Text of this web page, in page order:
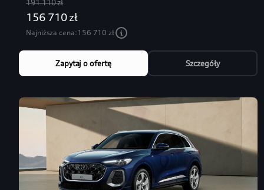
191 110 zł
156 710 zł
Najniższa cena:156 710 zł
Zapytaj o ofertę Szczegóły